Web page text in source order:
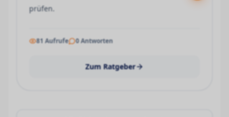
prüfen.
81 Aufrufe 0Antworten
Zum Ratgeber